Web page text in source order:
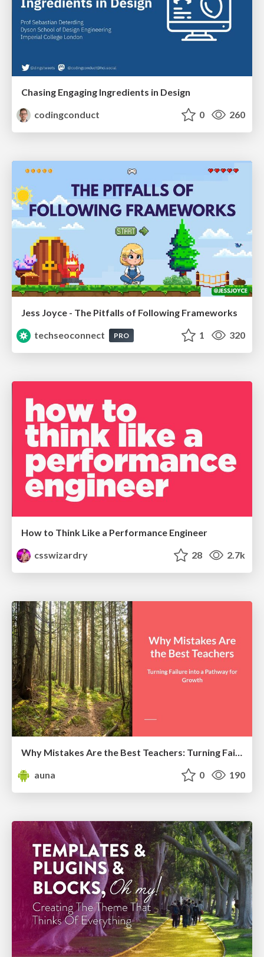
Chasing Engaging Ingredients in Design
codingconduct
0 260
Jess Joyce - The Pitfalls of Following Frameworks
techseoconnect
PRO 1 320
How to Think Like a Performance Engineer
csswizardry
28 2.7k
Why Mistakes Are the Best Teachers: Turning Failure into a Pathway for Growth
auna
0 190